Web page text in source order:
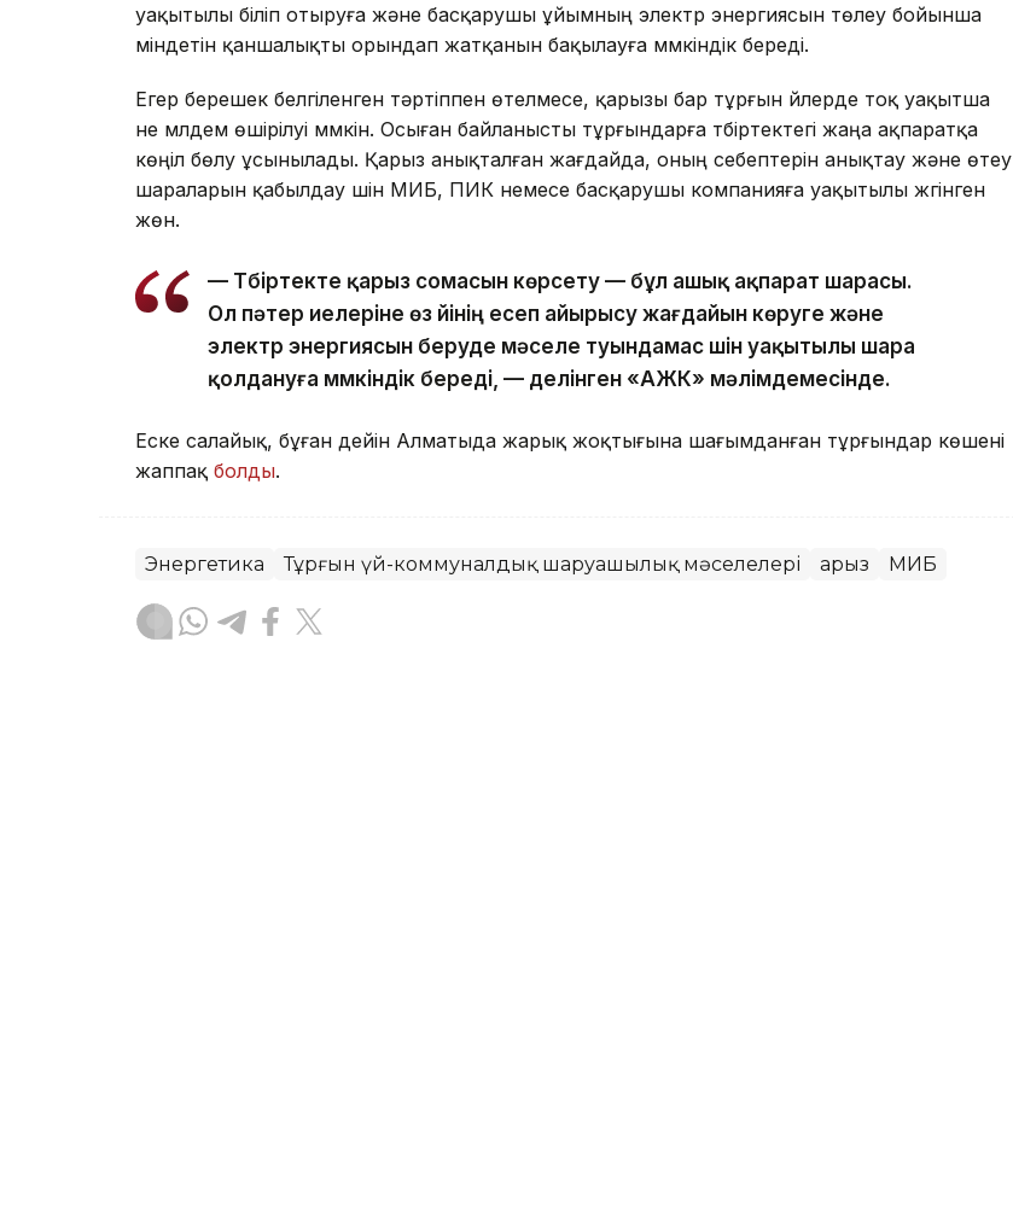
уақытылы біліп отыруға және басқарушы ұйымның электр энергиясын төлеу бойынша
міндетін қаншалықты орындап жатқанын бақылауға мүмкіндік береді.
Егер берешек белгіленген тәртіппен өтелмесе, қарызы бар тұрғын үйлерде тоқ уақытша
не мүлдем өшірілуі мүмкін. Осыған байланысты тұрғындарға түбіртектегі жаңа ақпаратқа
көңіл бөлу ұсынылады. Қарыз анықталған жағдайда, оның себептерін анықтау және өтеу
шараларын қабылдау үшін МИБ, ПИК немесе басқарушы компанияға уақытылы жүгінген
жөн.
— Түбіртекте қарыз сомасын көрсету — бұл ашық ақпарат шарасы.
Ол пәтер иелеріне өз үйінің есеп айырысу жағдайын көруге және
электр энергиясын беруде мәселе туындамас үшін уақытылы шара
қолдануға мүмкіндік береді, — делінген «АЖК» мәлімдемесінде.
Еске салайық, бұған дейін Алматыда жарық жоқтығына шағымданған тұрғындар көшені
жаппақ болды.
Энергетика Тұрғын үй-коммуналдық шаруашылық мәселелері Қарыз МИБ